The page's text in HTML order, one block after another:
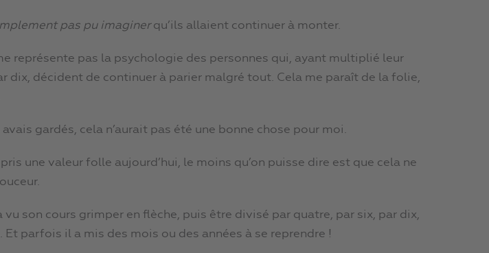
pas pu imaginerqu’ils allaient continuer à monter.
représente pas la psychologie des personnes qui, ayant multiplié leur
dix, décident de continuer à parier malgré tout. Cela me paraît de la folie,
avais gardés, cela n’aurait pas été une bonne chose pour moi.
une valeur folle aujourd’hui, le moins qu’on puisse dire est que cela ne
vu son cours grimper en flèche, puis être divisé par quatre, par six, par dix,
Et parfois il a mis des mois ou des années à se reprendre !